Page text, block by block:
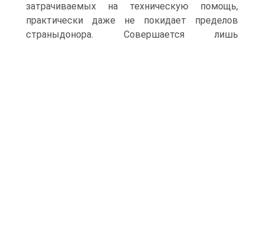
затрачиваемых на техническую помощь,
практически даже не покидает пределов
страныдонора. Совершается лишь